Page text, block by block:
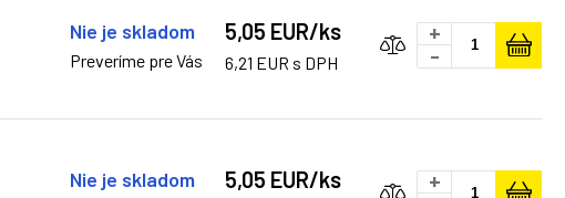
Nie je skladom
Preveríme pre Vás
5,05 EUR/ks
6,21 EUR s DPH
+
-
Nie je skladom 5,05 EUR/ks
+